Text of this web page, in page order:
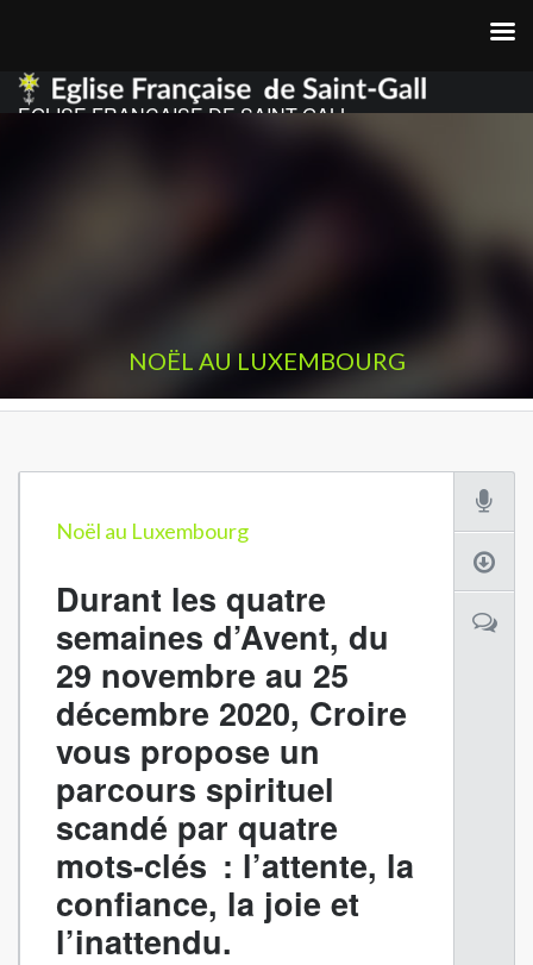
EGLISE FRANCAISE DE SAINT GALL
NOËL AU LUXEMBOURG
Noël au Luxembourg
Durant les quatre
semaines d’Avent, du
29 novembre au 25
décembre 2020, Croire
vous propose un
parcours spirituel
scandé par quatre
mots-clés : l’attente, la
confiance, la joie et
l’inattendu.